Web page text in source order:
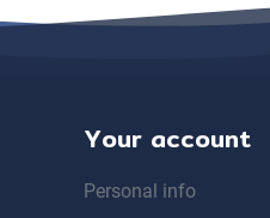
Your account
Personal info